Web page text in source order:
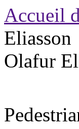
Accueil
Eliasson
Olafur